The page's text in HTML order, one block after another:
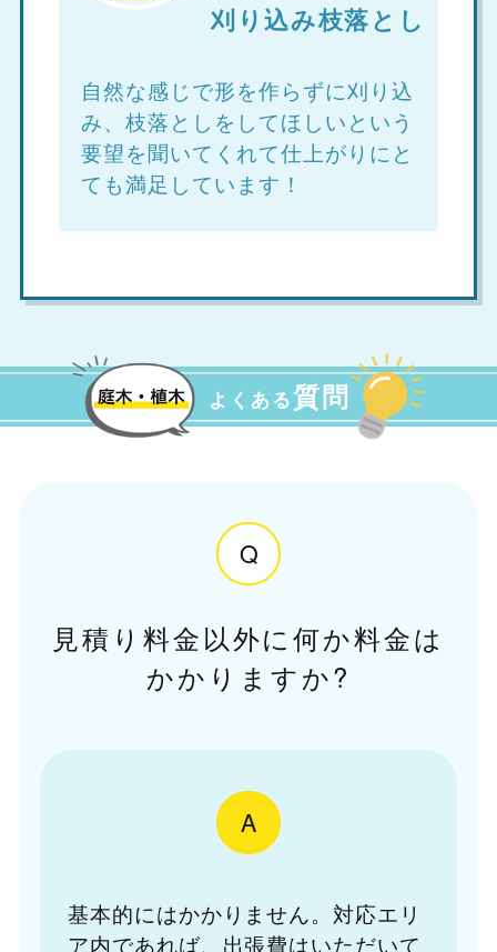
刈り込み枝落とし
自然な感じで形を作らずに刈り込
み、枝落としをしてほしいという
要望を聞いてくれて仕上がりにと
ても満足しています！
よくある質問
Q
見積り料金以外に何か料金は
かかりますか?
A
基本的にはかかりません。対応エリ
ア内であれば、出張費はいただいて